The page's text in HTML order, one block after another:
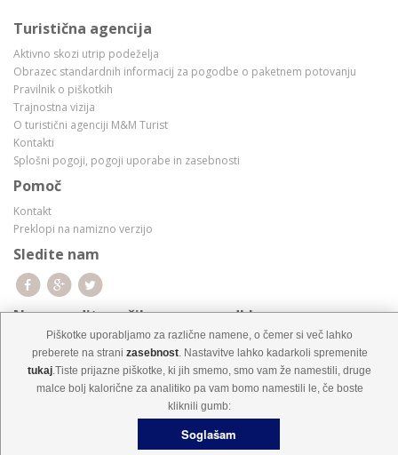
Turistična agencija
Aktivno skozi utrip podeželja
Obrazec standardnih informacij za pogodbe o paketnem potovanju
Pravilnik o piškotkih
Trajnostna vizija
O turistični agenciji M&M Turist
Kontakti
Splošni pogoji, pogoji uporabe in zasebnosti
Pomoč
Kontakt
Preklopi na namizno verzijo
Sledite nam
Ne zamudite naših super ponudb!
M&M Turist d.o.o. © Vse pravice pridržane!
Piškotke uporabljamo za različne namene, o čemer si več lahko
preberete na strani zasebnost. Nastavitve lahko kadarkoli spremenite
tukaj.Tiste prijazne piškotke, ki jih smemo, smo vam že namestili, druge
malce bolj kalorične za analitiko pa vam bomo namestili le, če boste
kliknili gumb: